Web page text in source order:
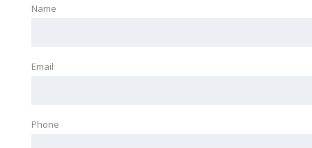
Name
Email
Phone